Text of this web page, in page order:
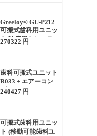
Greeloy® GU-P212
可搬式歯科用ユニッ
ト 診療用トレーテー
270322 円
歯科可搬式ユニット
B033 + エアーコン
プレッサー
240427 円
可搬式歯科用ユニッ
ト (移動可能歯科ユ